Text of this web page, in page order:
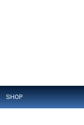
SHOP